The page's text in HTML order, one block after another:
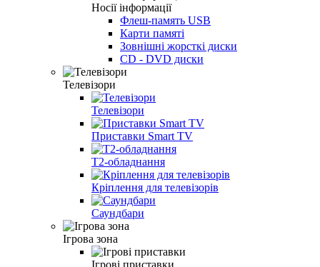
Носії інформації
Флеш-память USB
Карти памяті
Зовнішні жорсткі диски
CD - DVD диски
Телевізори
Телевізори
Приставки Smart TV
T2-обладнання
Кріплення для телевізорів
Саундбари
Ігрова зона
Ігрові приставки